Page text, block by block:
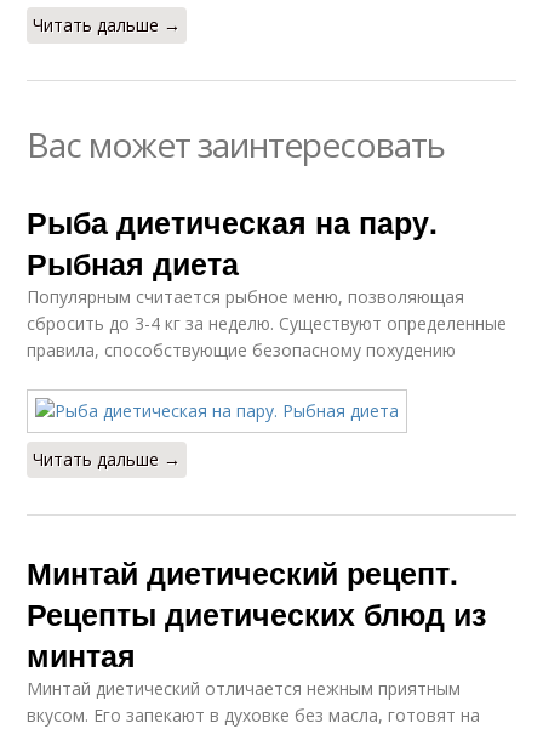
Читать дальше →
Вас может заинтересовать
Рыба диетическая на пару.
Рыбная диета
Популярным считается рыбное меню, позволяющая
сбросить до 3-4 кг за неделю. Существуют определенные
правила, способствующие безопасному похудению
Читать дальше →
Минтай диетический рецепт.
Рецепты диетических блюд из
минтая
Минтай диетический отличается нежным приятным
вкусом. Его запекают в духовке без масла, готовят на